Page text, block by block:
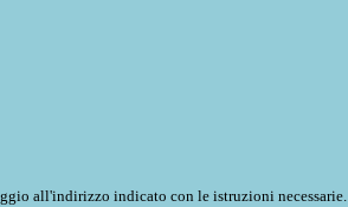
all'indirizzo indicato con le istruzioni necessarie.